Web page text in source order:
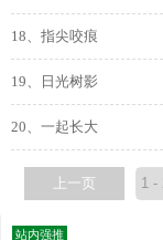
18、指尖咬痕
19、日光树影
20、一起长大
上一页
站内强推